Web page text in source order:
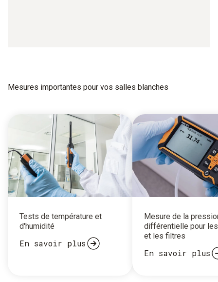
Mesures importantes pour vos salles blanches
Tests de température et
d'humidité
En savoir plus
Mesure de la
différentielle pour
et les filtres
En savoir plus